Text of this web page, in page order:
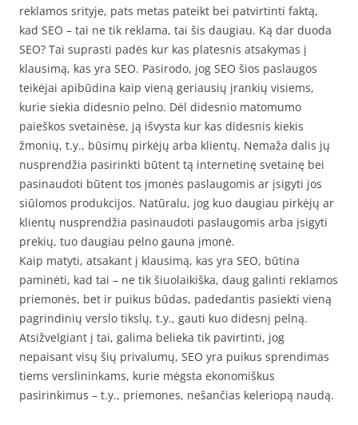
reklamos srityje, pats metas pateikt bei patvirtinti faktą,
kad SEO – tai ne tik reklama, tai šis daugiau. Ką dar duoda
SEO? Tai suprasti padės kur kas platesnis atsakymas į
klausimą, kas yra SEO. Pasirodo, jog SEO šios paslaugos
teikėjai apibūdina kaip vieną geriausių įrankių visiems,
kurie siekia didesnio pelno. Dėl didesnio matomumo
paieškos svetainėse, ją išvysta kur kas didesnis kiekis
žmonių, t.y., būsimų pirkėjų arba klientų. Nemaža dalis jų
nusprendžia pasirinkti būtent tą internetinę svetainę bei
pasinaudoti būtent tos įmonės paslaugomis ar įsigyti jos
siūlomos produkcijos. Natūralu, jog kuo daugiau pirkėjų ar
klientų nusprendžia pasinaudoti paslaugomis arba įsigyti
prekių, tuo daugiau pelno gauna įmonė.
Kaip matyti, atsakant į klausimą, kas yra SEO, būtina
paminėti, kad tai – ne tik šiuolaikiška, daug galinti reklamos
priemonės, bet ir puikus būdas, padedantis pasiekti vieną
pagrindinių verslo tikslų, t.y., gauti kuo didesnį pelną.
Atsižvelgiant į tai, galima belieka tik pavirtinti, jog
nepaisant visų šių privalumų, SEO yra puikus sprendimas
tiems verslininkams, kurie mėgsta ekonomiškus
pasirinkimus – t.y., priemones, nešančias keleriopą naudą.